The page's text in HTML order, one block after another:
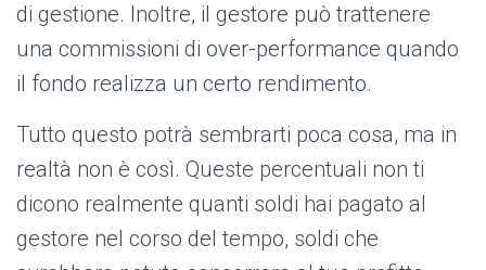
di gestione. Inoltre, il gestore può trattenere
una commissioni di over-performance quando
il fondo realizza un certo rendimento.
Tutto questo potrà sembrarti poca cosa, ma in
realtà non è così. Queste percentuali non ti
dicono realmente quanti soldi hai pagato al
gestore nel corso del tempo, soldi che